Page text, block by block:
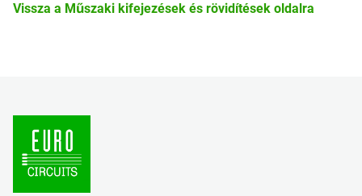
Vissza a Műszaki kifejezések és rövidítések oldalra